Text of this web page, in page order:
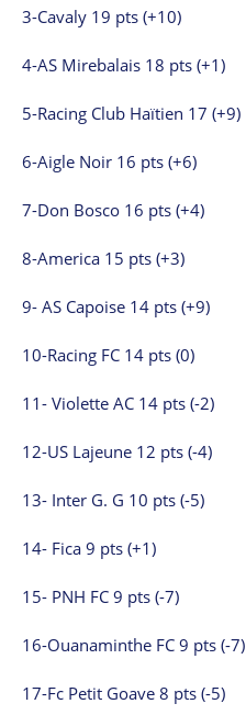
3-Cavaly 19 pts (+10)
4-AS Mirebalais 18 pts (+1)
5-Racing Club Haïtien 17 (+9)
6-Aigle Noir 16 pts (+6)
7-Don Bosco 16 pts (+4)
8-America 15 pts (+3)
9- AS Capoise 14 pts (+9)
10-Racing FC 14 pts (0)
11- Violette AC 14 pts (-2)
12-US Lajeune 12 pts (-4)
13- Inter G. G 10 pts (-5)
14- Fica 9 pts (+1)
15- PNH FC 9 pts (-7)
16-Ouanaminthe FC 9 pts (-7)
17-Fc Petit Goave 8 pts (-5)